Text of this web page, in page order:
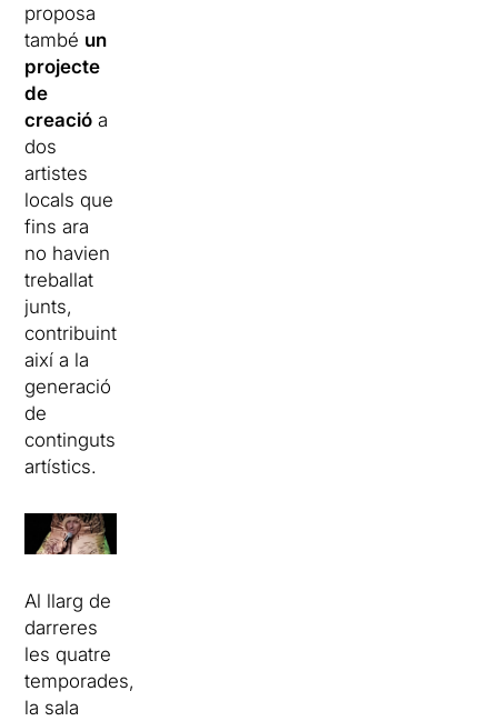
proposa
també un
projecte
de
creació a
dos
artistes
locals que
fins ara
no havien
treballat
junts,
contribuint
així a la
generació
de
continguts
artístics.
Al llarg de
darreres
les quatre
temporades,
la sala